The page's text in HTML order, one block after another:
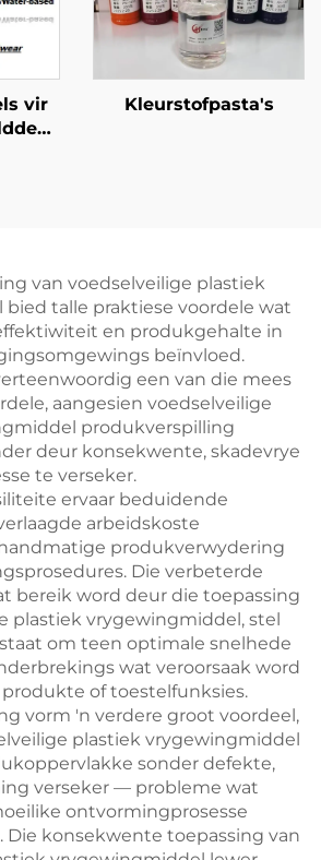
vir
Kleurstofpasta's
van voedselveilige plastiek
talle praktiese voordele wat
en produkgehalte in
beïnvloed.
een van die mees
aangesien voedselveilige
produkverspilling
deur konsekwente, skadevrye
te verseker.
ervaar beduidende
arbeidskoste
produkverwydering
Die verbeterde
bereik word deur die toepassing
plastiek vrygewingmiddel, stel
om teen optimale snelhede
wat veroorsaak word
of toestelfunksies.
vorm 'n verdere groot voordeel,
plastiek vrygewingmiddel
sonder defekte,
verseker — probleme wat
ontvormingprosesse
Die konsekwente toepassing van